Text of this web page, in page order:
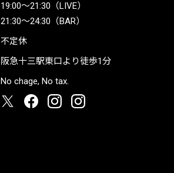
19:00〜21:30（LIVE）
21:30〜24:30（BAR）
不定休
阪急十三駅東口より徒歩1分
No chage, No tax.